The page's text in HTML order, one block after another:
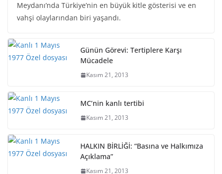
Meydanı’nda Türkiye’nin en büyük kitle gösterisi ve en
vahşi olaylarından biri yaşandı.
Günün Görevi: Tertiplere Karşı
Mücadele
Kasım 21, 2013
MC’nin kanlı tertibi
Kasım 21, 2013
HALKIN BİRLİĞİ: “Basına ve Halkımıza
Açıklama”
Kasım 21, 2013